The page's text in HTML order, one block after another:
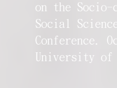
on the Socio-
Social
Conference.
University of